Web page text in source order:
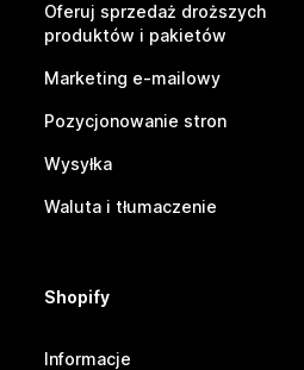
Oferuj sprzedaż droższych
produktów i pakietów
Marketing e-mailowy
Pozycjonowanie stron
Wysyłka
Waluta i tłumaczenie
Shopify
Informacje